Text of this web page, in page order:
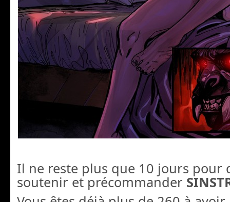
Il ne reste plus que 10 jours pour
soutenir et précommander